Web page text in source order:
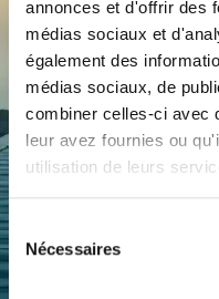
annonces et d'offrir des
médias sociaux et
également des
médias sociaux, de
combiner celles-ci avec
leur avez fournies ou
utilisation de leurs
Sélection
du
consentement
Nécessaires
transformer
garder un fil conducteur
nouveaux repères dans le
C’est dans cette logique
mes programmes
pour accompagner celles
structure et soutien pour